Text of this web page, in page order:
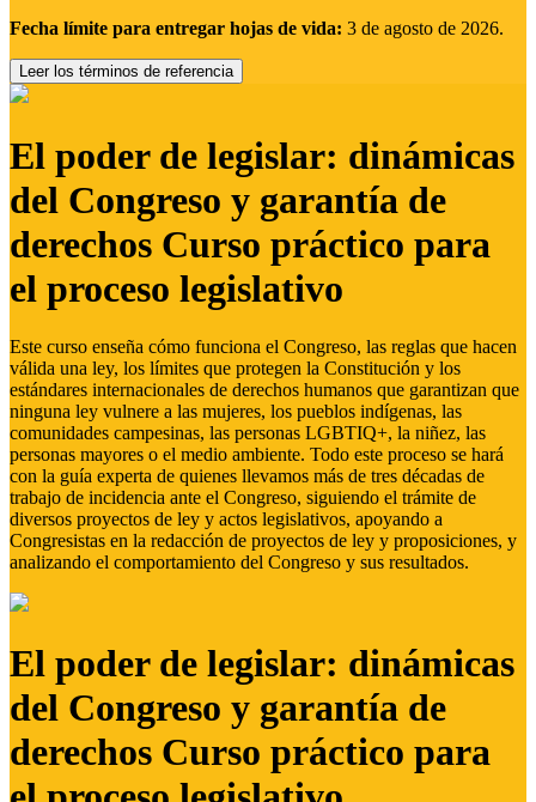
Fecha límite para entregar hojas de vida: 3 de agosto de 2026.
Leer los términos de referencia
El poder de legislar: dinámicas
del Congreso y garantía de
derechos Curso práctico para
el proceso legislativo
Este curso enseña cómo funciona el Congreso, las reglas que hacen
válida una ley, los límites que protegen la Constitución y los
estándares internacionales de derechos humanos que garantizan que
ninguna ley vulnere a las mujeres, los pueblos indígenas, las
comunidades campesinas, las personas LGBTIQ+, la niñez, las
personas mayores o el medio ambiente. Todo este proceso se hará
con la guía experta de quienes llevamos más de tres décadas de
trabajo de incidencia ante el Congreso, siguiendo el trámite de
diversos proyectos de ley y actos legislativos, apoyando a
Congresistas en la redacción de proyectos de ley y proposiciones, y
analizando el comportamiento del Congreso y sus resultados.
El poder de legislar: dinámicas
del Congreso y garantía de
derechos Curso práctico para